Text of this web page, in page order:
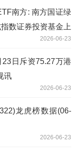
南方: 南方国证绿
数证券投资基金上
2026-06-23
日斥资75.27万港
讯
2026-06-23
龙虎榜数据(06-
2026-06-23